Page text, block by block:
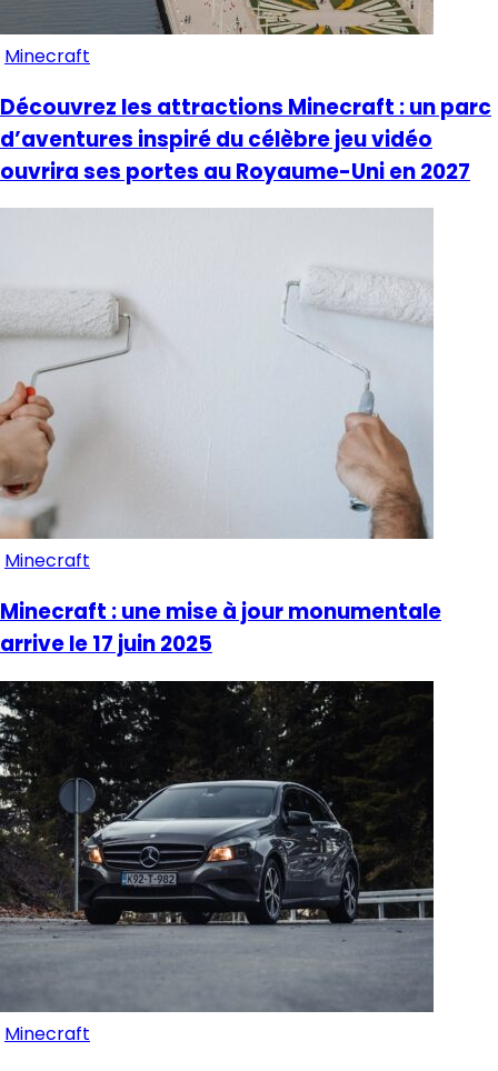
Minecraft
Découvrez les attractions Minecraft : un parc
d’aventures inspiré du célèbre jeu vidéo
ouvrira ses portes au Royaume-Uni en 2027
Minecraft
Minecraft : une mise à jour monumentale
arrive le 17 juin 2025
Minecraft